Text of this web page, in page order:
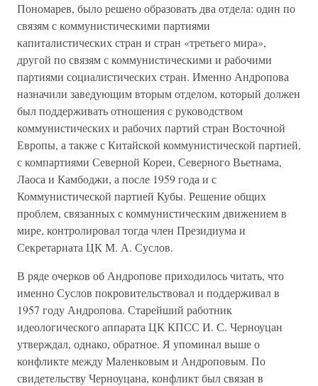
Пономарев, было решено образовать два отдела: один по
связям с коммунистическими партиями
капиталистических стран и стран «третьего мира»,
другой по связям с коммунистическими и рабочими
партиями социалистических стран. Именно Андропова
назначили заведующим вторым отделом, который должен
был поддерживать отношения с руководством
коммунистических и рабочих партий стран Восточной
Европы, а также с Китайской коммунистической партией,
с компартиями Северной Кореи, Северного Вьетнама,
Лаоса и Камбоджи, а после 1959 года и с
Коммунистической партией Кубы. Решение общих
проблем, связанных с коммунистическим движением в
мире, контролировал тогда член Президиума и
Секретариата ЦК М. А. Суслов.
В ряде очерков об Андропове приходилось читать, что
именно Суслов покровительствовал и поддерживал в
1957 году Андропова. Старейший работник
идеологического аппарата ЦК КПСС И. С. Черноуцан
утверждал, однако, обратное. Я упоминал выше о
конфликте между Маленковым и Андроповым. По
свидетельству Черноуцана, конфликт был связан в